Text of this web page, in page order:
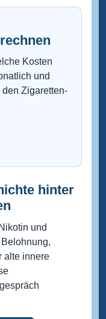
Kosten
und
Zigaretten-
hinter
und
alte innere